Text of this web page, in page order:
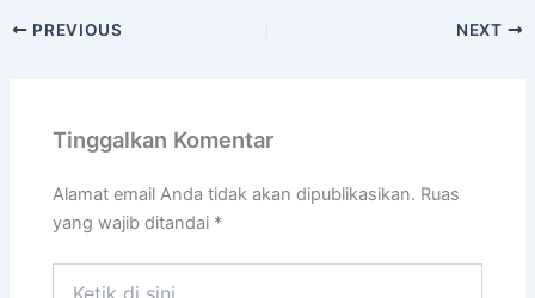
PREVIOUS NEXT
Tinggalkan Komentar
Alamat email Anda tidak akan dipublikasikan. Ruas
yang wajib ditandai *